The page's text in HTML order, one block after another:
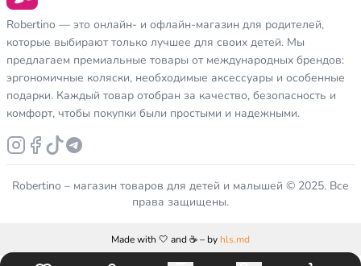
Robertino — это онлайн- и офлайн-магазин для родителей,
которые выбирают только лучшее для своих детей. Мы
предлагаем премиальные товары от международных брендов:
эргономичные коляски, необходимые аксессуары и особенные
подарки. Каждый товар отобран за качество, безопасность и
комфорт, чтобы покупки были простыми и надежными.
Robertino – магазин товаров для детей и малышей © 2025. Все
права защищены.
Made with 🤍 and ☕️ – by hls.md